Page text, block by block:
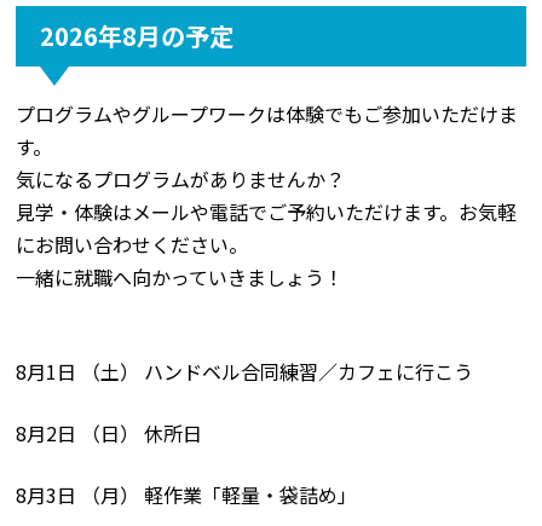
2026年8月の予定
プログラムやグループワークは体験でもご参加いただけま
す。
気になるプログラムがありませんか？
見学・体験はメールや電話でご予約いただけます。お気軽
にお問い合わせください。
一緒に就職へ向かっていきましょう！
8月1日 （土） ハンドベル合同練習／カフェに行こう
8月2日 （日） 休所日
8月3日 （月） 軽作業「軽量・袋詰め」